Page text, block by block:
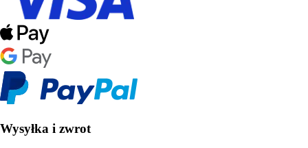
Wysyłka i zwrot